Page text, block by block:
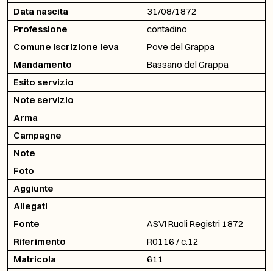
Data nascita
31/08/1872
Professione
contadino
Comune iscrizione leva
Pove del Grappa
Mandamento
Bassano del Grappa
Esito servizio
Note servizio
Arma
Campagne
Note
Foto
Aggiunte
Allegati
Fonte
ASVI Ruoli Registri 1872
Riferimento
R0116 / c.12
Matricola
611